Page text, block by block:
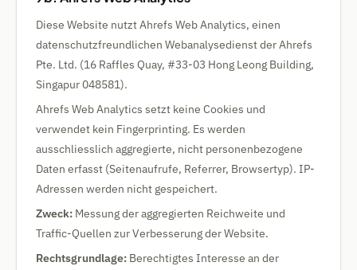
Diese Website nutzt Ahrefs Web Analytics, einen
datenschutzfreundlichen Webanalysedienst der Ahrefs
Pte. Ltd. (16 Raffles Quay, #33-03 Hong Leong Building,
Singapur 048581).
Ahrefs Web Analytics setzt keine Cookies und
verwendet kein Fingerprinting. Es werden
ausschliesslich aggregierte, nicht personenbezogene
Daten erfasst (Seitenaufrufe, Referrer, Browsertyp). IP-
Adressen werden nicht gespeichert.
Zweck: Messung der aggregierten Reichweite und
Traffic-Quellen zur Verbesserung der Website.
Rechtsgrundlage: Berechtigtes Interesse an der